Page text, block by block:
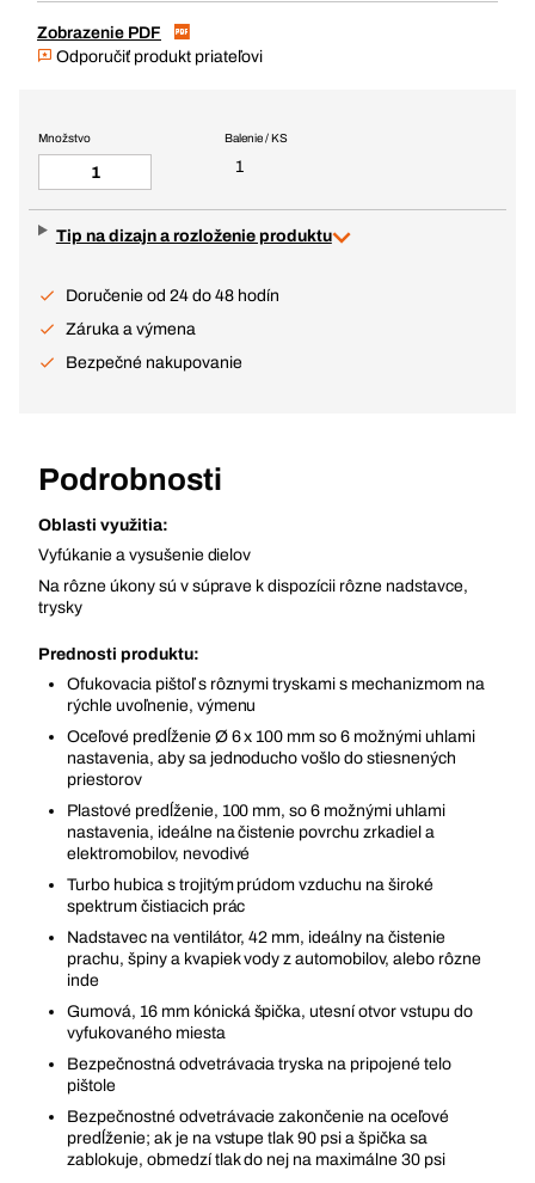
Zobrazenie PDF
Odporučiť produkt priateľovi
Balenie / KS
1
Množstvo
Tip na dizajn a rozloženie produktu
Doručenie od 24 do 48 hodín
Záruka a výmena
Bezpečné nakupovanie
Podrobnosti
Oblasti využitia:
Vyfúkanie a vysušenie dielov
Na rôzne úkony sú v súprave k dispozícii rôzne nadstavce,
trysky
Prednosti produktu:
Ofukovacia pištoľ s rôznymi tryskami s mechanizmom na
rýchle uvoľnenie, výmenu
Oceľové predĺženie Ø 6 x 100 mm so 6 možnými uhlami
nastavenia, aby sa jednoducho vošlo do stiesnených
priestorov
Plastové predĺženie, 100 mm, so 6 možnými uhlami
nastavenia, ideálne na čistenie povrchu zrkadiel a
elektromobilov, nevodivé
Turbo hubica s trojitým prúdom vzduchu na široké
spektrum čistiacich prác
Nadstavec na ventilátor, 42 mm, ideálny na čistenie
prachu, špiny a kvapiek vody z automobilov, alebo rôzne
inde
Gumová, 16 mm kónická špička, utesní otvor vstupu do
vyfukovaného miesta
Bezpečnostná odvetrávacia tryska na pripojené telo
pištole
Bezpečnostné odvetrávacie zakončenie na oceľové
predĺženie; ak je na vstupe tlak 90 psi a špička sa
zablokuje, obmedzí tlak do nej na maximálne 30 psi